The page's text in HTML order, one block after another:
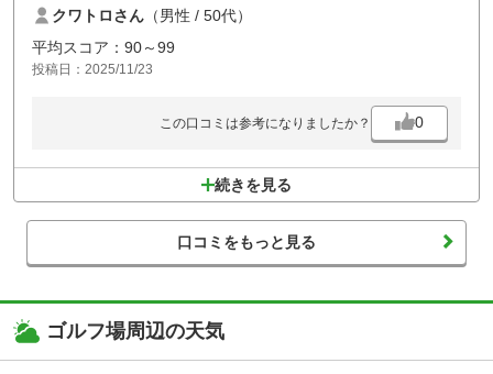
バンカーやコースの長さ、フェアウェイの起伏など
手こずっていました
適度な難易度もあり整備もされていて
私は満足しました
トリートメントが無いので欲しいかなと、、
クワトロさん （男性 / 50代）
平均スコア：90～99
投稿日：2025/11/23
この口コミは参考になりましたか？ 0
続きを見る
口コミをもっと見る
ゴルフ場周辺の天気